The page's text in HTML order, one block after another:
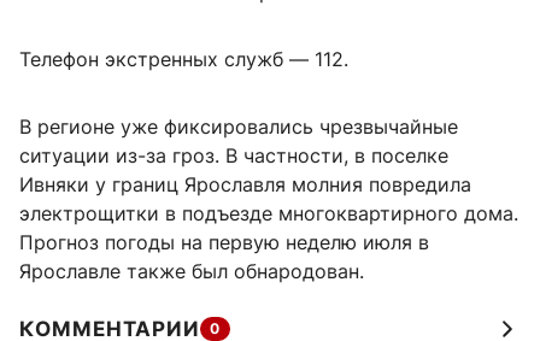
Телефон экстренных служб — 112.
В регионе уже фиксировались чрезвычайные
ситуации из-за гроз. В частности, в поселке
Ивняки у границ Ярославля молния повредила
электрощитки в подъезде многоквартирного дома.
Прогноз погоды на первую неделю июля в
Ярославле также был обнародован.
КОММЕНТАРИИ 0